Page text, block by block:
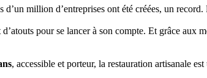
million d’entreprises ont été créées, un
pour se lancer à son compte. Et grâce aux
, accessible et porteur, la restauration artisanale